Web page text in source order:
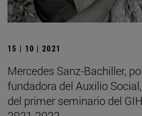
15 | 10 | 2021
Mercedes Sanz-Bachiller,
fundadora del Auxilio
del primer seminario del